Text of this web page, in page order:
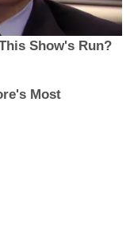
Show's Run?
Most